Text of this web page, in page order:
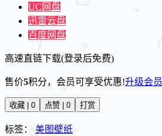
UC网盘
迅雷云盘
百度网盘
高速直链下载(登录后免费)
售价5积分，会员可享受优惠!升级会员
收藏 | 0 点赞 | 0 打赏
标签： 美图壁纸